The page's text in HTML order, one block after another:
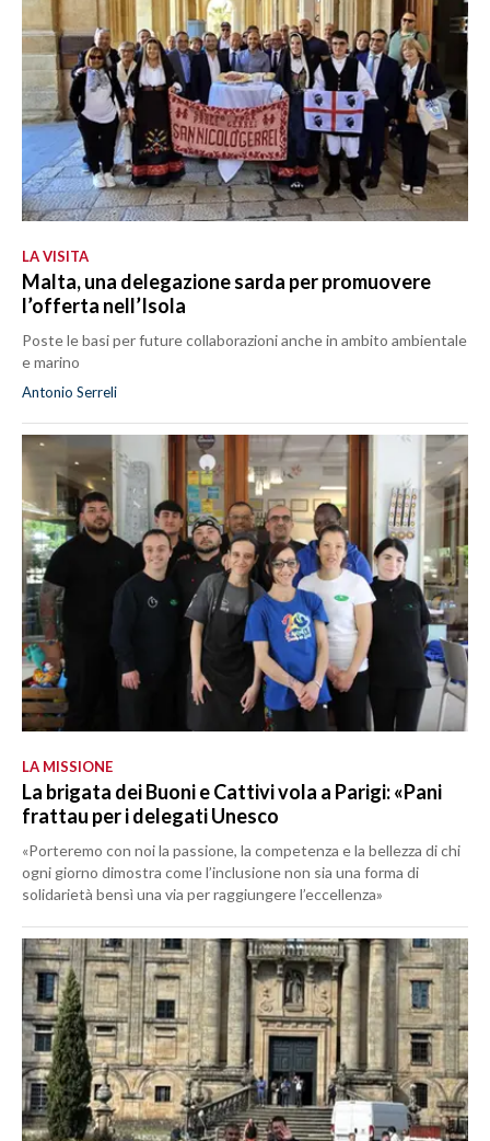
LA VISITA
Malta, una delegazione sarda per promuovere
l’offerta nell’Isola
Poste le basi per future collaborazioni anche in ambito ambientale
e marino
Antonio Serreli
LA MISSIONE
La brigata dei Buoni e Cattivi vola a Parigi: «Pani
frattau per i delegati Unesco
«Porteremo con noi la passione, la competenza e la bellezza di chi
ogni giorno dimostra come l’inclusione non sia una forma di
solidarietà bensì una via per raggiungere l’eccellenza»